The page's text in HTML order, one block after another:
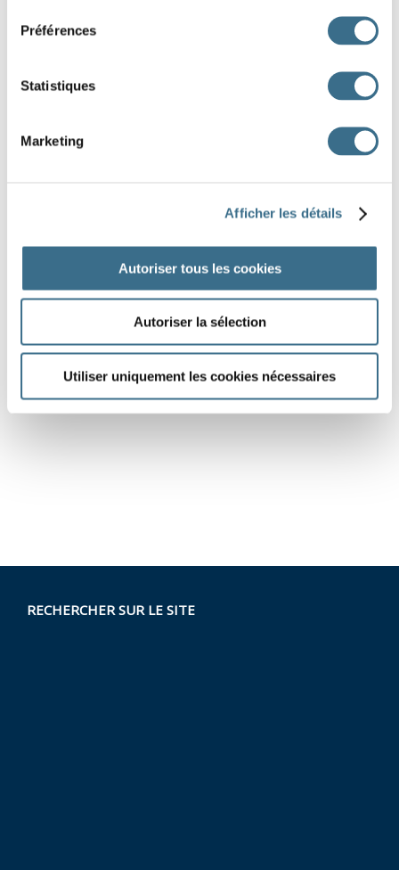
Préférences
Statistiques
Marketing
Afficher les détails
Autoriser tous les cookies
Autoriser la sélection
Utiliser uniquement les cookies nécessaires
RECHERCHER SUR LE SITE